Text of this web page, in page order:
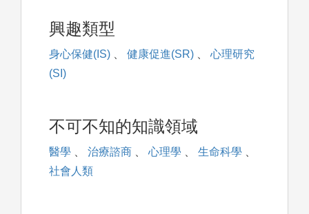
興趣類型
身心保健(IS) 、 健康促進(SR) 、
心理研究
(SI)
不可不知的知識領域
醫學 、 治療諮商 、 心理學 、 生命科學 、
社會人類